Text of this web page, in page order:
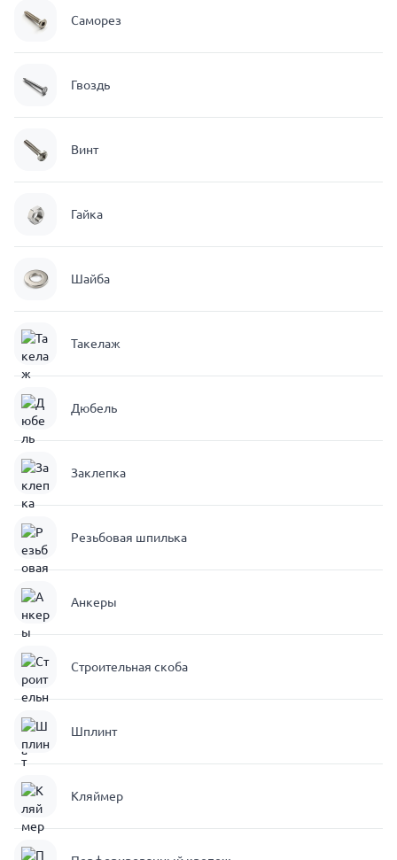
Саморез
Гвоздь
Винт
Гайка
Шайба
Такелаж
Дюбель
Заклепка
Резьбовая шпилька
Анкеры
Строительная скоба
Шплинт
Кляймер